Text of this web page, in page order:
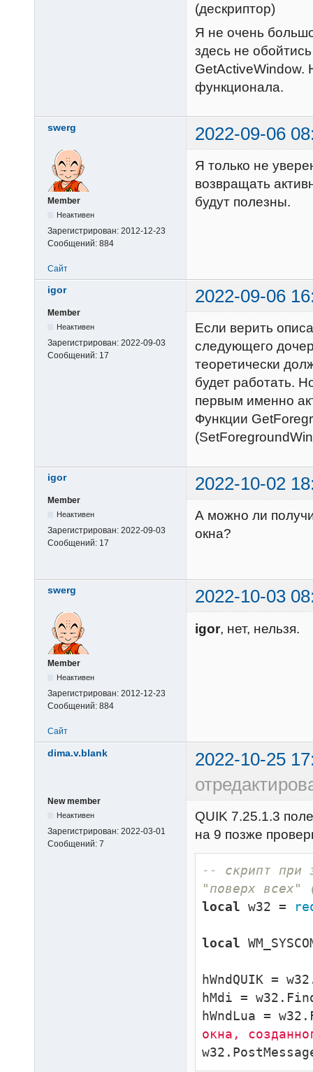
(дескриптор)
Я не очень
здесь не
GetActiveWindow.
функционала.
swerg 2022-09-06
Member
Неактивен
Зарегистрирован: 2012-12-23
Сообщений: 884
Я только не
возвращать
будут полезны.
Сайт
igor 2022-09-06
Member
Неактивен
Зарегистрирован: 2022-09-03
Сообщений: 17
Если верить
следующего
теоретически
будет работать.
первым именно
Функции
igor 2022-10-02
Member
Неактивен
Зарегистрирован: 2022-09-03
Сообщений: 17
А можно ли
окна?
swerg 2022-10-03
Member
Неактивен
Зарегистрирован: 2012-12-23
Сообщений: 884
igor, нет, нельзя.
Сайт
dima.v.blank
2022-10-25
New member
Неактивен
Зарегистрирован: 2022-03-01
Сообщений: 7
QUIK 7.25.1.3
на 9 позже
-- скрипт при
"поверх всех"
local w32 =
local
hWndQUIK =
hMdi =
hWndLua =
окна,